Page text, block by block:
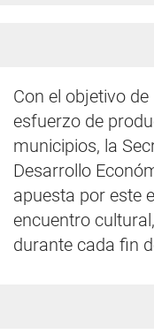
Con el objetivo
esfuerzo de
municipios, la
Desarrollo
apuesta por este
encuentro
durante cada fin